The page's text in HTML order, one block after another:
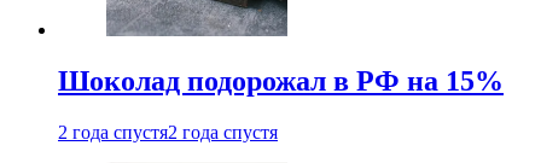
Шоколад подорожал в РФ на 15%
2 года спустя2 года спустя